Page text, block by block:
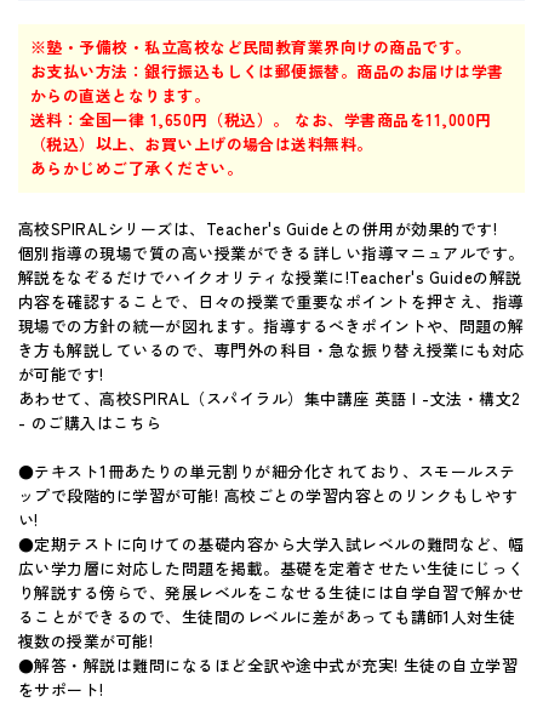
※塾・予備校・私立高校など民間教育業界向けの商品です。
お支払い方法：銀行振込もしくは郵便振替。商品のお届けは学書
からの直送となります。
送料：全国一律 1,650円（税込）。 なお、学書商品を11,000円
（税込）以上、お買い上げの場合は送料無料。
あらかじめご了承ください。
高校SPIRALシリーズは、Teacher's Guideとの併用が効果的です!
個別指導の現場で質の高い授業ができる詳しい指導マニュアルです。
解説をなぞるだけでハイクオリティな授業に!Teacher's Guideの解説
内容を確認することで、日々の授業で重要なポイントを押さえ、指導
現場での方針の統一が図れます。指導するべきポイントや、問題の解
き方も解説しているので、専門外の科目・急な振り替え授業にも対応
が可能です!
あわせて、高校SPIRAL（スパイラル）集中講座 英語 I -文法・構文2
- のご購入はこちら
●テキスト1冊あたりの単元割りが細分化されており、スモールステ
ップで段階的に学習が可能! 高校ごとの学習内容とのリンクもしやす
い!
●定期テストに向けての基礎内容から大学入試レベルの難問など、幅
広い学力層に対応した問題を掲載。基礎を定着させたい生徒にじっく
り解説する傍らで、発展レベルをこなせる生徒には自学自習で解かせ
ることができるので、生徒間のレベルに差があっても講師1人対生徒
複数の授業が可能!
●解答・解説は難問になるほど全訳や途中式が充実! 生徒の自立学習
をサポート!